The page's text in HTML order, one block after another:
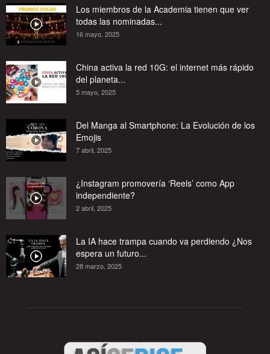
Los miembros de la Academia tienen que ver
todas las nominadas...
16 mayo, 2025
China activa la red 10G: el internet más rápido
del planeta...
5 mayo, 2025
Del Manga al Smartphone: La Evolución de los
Emojis
7 abril, 2025
¿Instagram promovería ‘Reels’ como App
independiente?
2 abril, 2025
La IA hace trampa cuando va perdiendo ¿Nos
espera un futuro...
28 marzo, 2025